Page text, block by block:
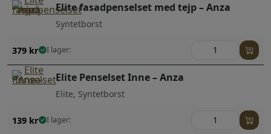
Elite fasadpenselset med tejp – Anza
Syntetborst
379 kr I lager:
Elite Penselset Inne – Anza
Elite, Syntetborst
139 kr I lager: